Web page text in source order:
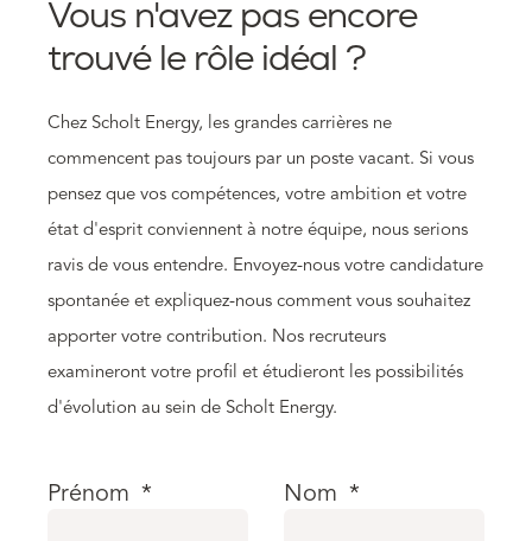
Vous n'avez pas encore
trouvé le rôle idéal ?
Chez Scholt Energy, les grandes carrières ne
commencent pas toujours par un poste vacant. Si vous
pensez que vos compétences, votre ambition et votre
état d'esprit conviennent à notre équipe, nous serions
ravis de vous entendre. Envoyez-nous votre candidature
spontanée et expliquez-nous comment vous souhaitez
apporter votre contribution. Nos recruteurs
examineront votre profil et étudieront les possibilités
d'évolution au sein de Scholt Energy.
Prénom * Nom *